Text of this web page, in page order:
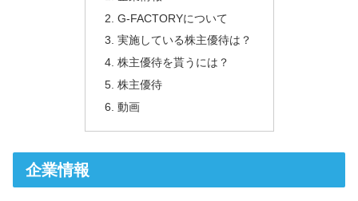
G-FACTORYについて
実施している株主優待は？
株主優待を貰うには？
株主優待
動画
企業情報